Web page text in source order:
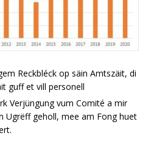
Reckbléck op säin Amtszäit, di
guff et vill personell
Verjüngung vum Comité a mir
Ugrëff geholl, mee am Fong huet